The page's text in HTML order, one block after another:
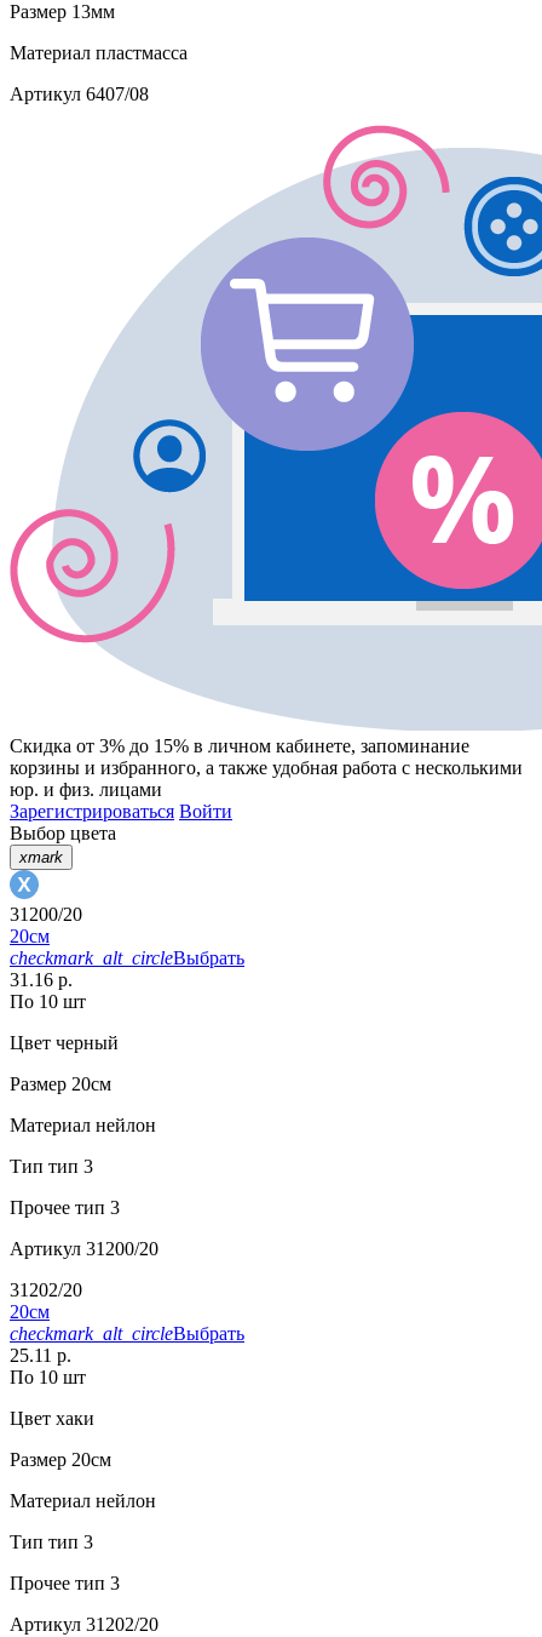
Размер 13мм
Материал пластмасса
Артикул 6407/08
Скидка от 3% до 15% в личном кабинете, запоминание
корзины и избранного, а также удобная работа с несколькими
юр. и физ. лицами
Зарегистрироваться Войти
Выбор цвета
xmark
31200/20
20см
checkmark_alt_circleВыбрать
31.16 р.
По 10 шт
Цвет черный
Размер 20см
Материал нейлон
Тип тип 3
Прочее тип 3
Артикул 31200/20
31202/20
20см
checkmark_alt_circleВыбрать
25.11 р.
По 10 шт
Цвет хаки
Размер 20см
Материал нейлон
Тип тип 3
Прочее тип 3
Артикул 31202/20